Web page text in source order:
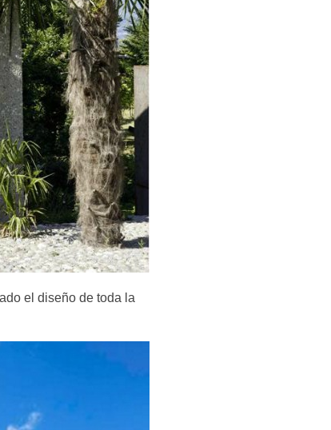
el diseño de toda la